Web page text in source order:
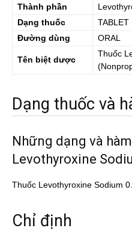
Thành phần
Dạng thuốc
TABLET
Đường dùng
ORAL
Tên biệt dược
Thuốc
Dạng thuốc và
Những dạng và
Levothyroxine
Thuốc Levothyroxine Sodium
Chỉ định